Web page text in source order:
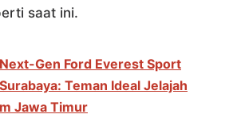
saat ini.
Next-Gen Ford Everest Sport
Teman Ideal Jelajah
Jawa Timur